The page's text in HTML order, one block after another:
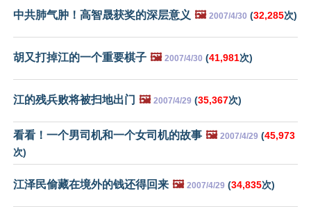
中共肺气肿！高智晟获奖的深层意义 🖼️ 2007/4/30 (32,285次)
胡又打掉江的一个重要棋子 🖼️ 2007/4/30 (41,981次)
江的残兵败将被扫地出门 🖼️ 2007/4/29 (35,367次)
看看！一个男司机和一个女司机的故事 🖼️ 2007/4/29 (45,973
次)
江泽民偷藏在境外的钱还得回来 🖼️ 2007/4/29 (34,835次)